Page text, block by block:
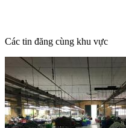
Các tin đăng cùng khu vực